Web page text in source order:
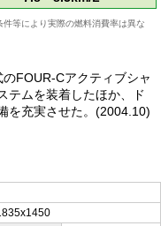
等により実際の燃料消費率は異な
FOUR-Cアクティブシャ
テムを装着したほか、ド
を充実させた。(2004.10)